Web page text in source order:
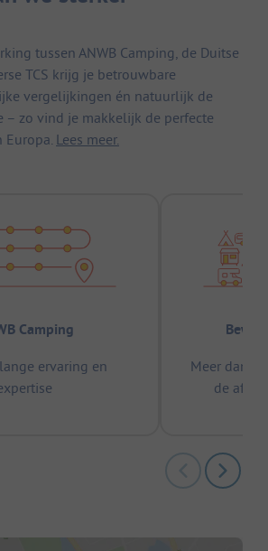
tussen ANWB Camping, de Duitse
TCS krijg je betrouwbare
vergelijkingen én natuurlijk de
– zo vind je makkelijk de perfecte
Europa. Lees meer.
Camping
ervaring en
Meer dan
de